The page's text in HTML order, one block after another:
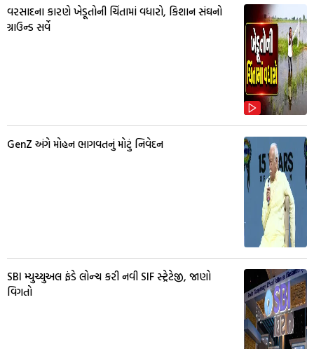
વરસાદના કારણે ખેડૂતોની ચિંતામાં વધારો, કિશાન સંઘનો
ગ્રાઉન્ડ સર્વે
GenZ અંગે મોહન ભાગવતનું મોટું નિવેદન
SBI મ્યુચ્યુઅલ ફંડે લોન્ચ કરી નવી SIF સ્ટ્રેટેજી, જાણો
વિગતો